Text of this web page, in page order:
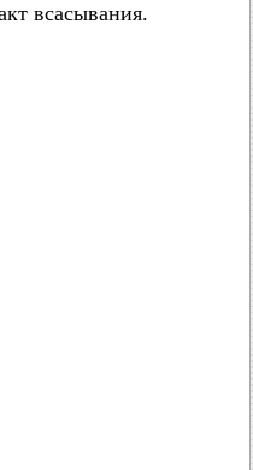
всасывания.